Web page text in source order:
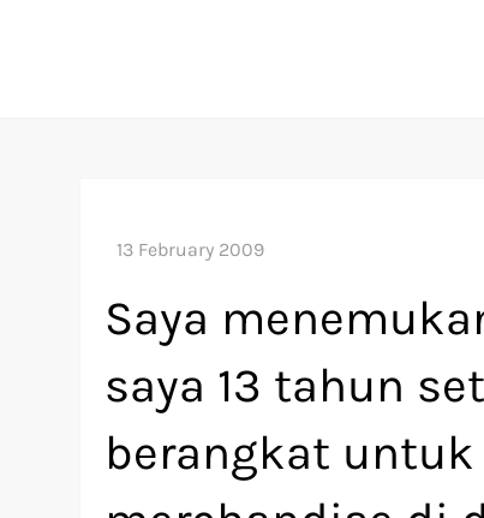
Saya
saya 13 tahun
berangkat